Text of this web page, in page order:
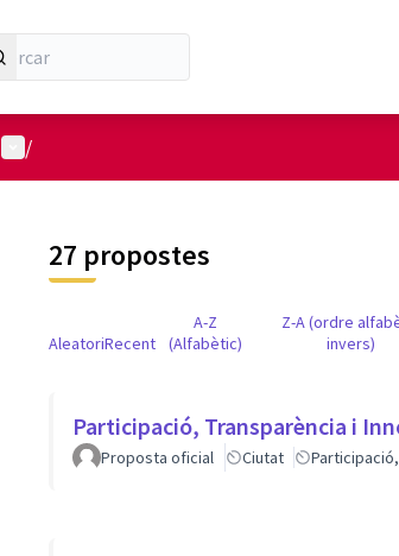
Menú d'usuari
/
27 propostes
AleatoriRecent
A-Z
(Alfabètic)
Z-A (ordre
invers)
Participació, Transparència i
Proposta oficial Ciutat